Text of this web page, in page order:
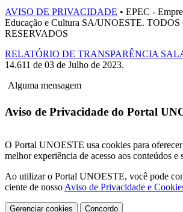
AVISO DE PRIVACIDADE • EPEC -
Educação e Cultura SA/UNOESTE.
RESERVADOS
RELATÓRIO DE TRANSPARÊNCIA
14.611 de 03 de Julho de 2023.
Alguma mensagem
Aviso de Privacidade do Portal
O Portal UNOESTE usa cookies para oferecer
melhor experiência de acesso aos conteúdos e
Ao utilizar o Portal UNOESTE, você pode
ciente de nosso Aviso de Privacidade e
Gerenciar cookies Concordo